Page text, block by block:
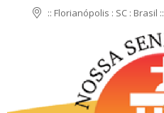
:: Florianópolis : SC : Brasil ::